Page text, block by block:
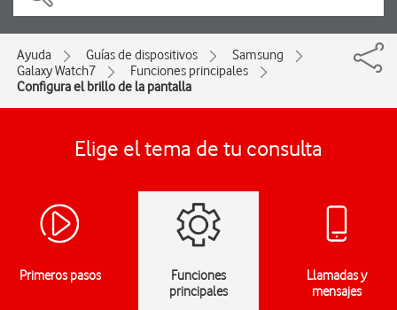
Ayuda Guías de dispositivos
Samsung
Galaxy Watch7
Funciones principales
Configura el brillo de la pantalla
Elige el tema de tu consulta
Primeros pasos
Funciones
principales
Llamadas y
mensajes